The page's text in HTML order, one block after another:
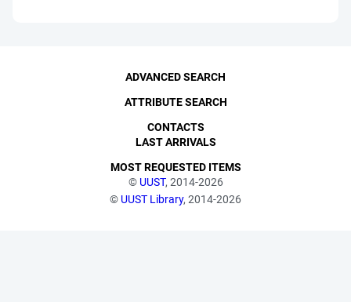
© UUST, 2014-2026
© UUST Library, 2014-2026
ADVANCED SEARCH
ATTRIBUTE SEARCH
CONTACTS
LAST ARRIVALS
MOST REQUESTED ITEMS